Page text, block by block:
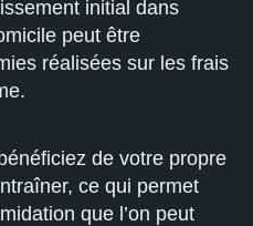
initial dans
peut être
réalisées sur les frais
de votre propre
ce qui permet
que l’on peut